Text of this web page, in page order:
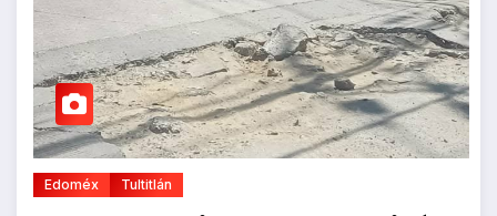
Edoméx Tultitlán